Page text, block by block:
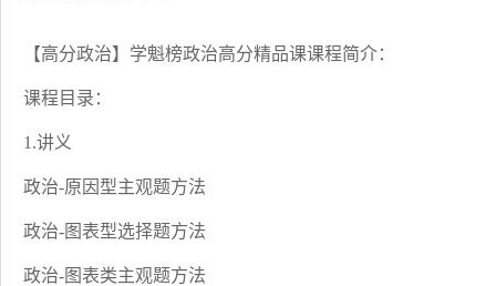
【高分政治】学魁榜政治高分精品课课程简介：
课程目录：
1.讲义
政治-原因型主观题方法
政治-图表型选择题方法
政治-图表类主观题方法